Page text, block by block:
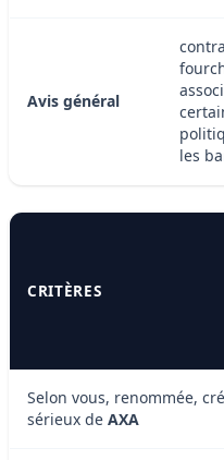
Avis général
les
CRITÈRES
Selon vous, renommée,
sérieux de AXA